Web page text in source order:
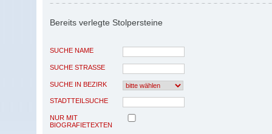
Bereits verlegte Stolpersteine
SUCHE NAME
SUCHE STRASSE
SUCHE IN BEZIRK
STADTTEILSUCHE
NUR MIT
BIOGRAFIETEXTEN